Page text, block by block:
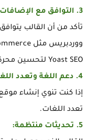
3. التوافق مع الإضافات:
تأكد من أن القالب
Yoast SEO لتحسين محركات البحث.
4. دعم اللغة وتعدد اللغات:
إذا كنت تنوي إنشاء
تعدد اللغات.
5. تحديثات منتظمة: